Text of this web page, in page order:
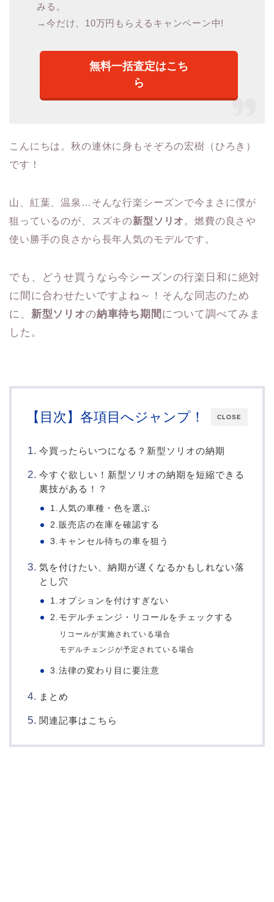
みる。
→今だけ、10万円もらえるキャンペーン中!
無料一括査定はこち
ら
こんにちは。秋の連休に身もそぞろの宏樹（ひろき）
です！
山、紅葉、温泉… そんな行楽シーズンで今まさに僕が
狙っているのが、スズキの新型ソリオ 。燃費の良さや
使い勝手の良さから長年人気のモデルです。
でも、どうせ買うなら今シーズンの行楽日和に絶対
に間に合わせたいですよね～！そんな同志のため
に、 新型ソリオの納車待ち期間 について調べてみま
した。
CLOSE
【目次】各項目へジャンプ！
今買ったらいつになる？新型ソリオの納期
今すぐ欲しい！新型ソリオの納期を短縮できる
裏技がある！？
1.人気の車種・色を選ぶ
2.販売店の在庫を確認する
3.キャンセル待ちの車を狙う
気を付けたい、納期が遅くなるかもしれない落
とし穴
1.オプションを付けすぎない
2.モデルチェンジ・リコールをチェックする
リコールが実施されている場合
モデルチェンジが予定されている場合
3.法律の変わり目に要注意
まとめ
関連記事はこちら